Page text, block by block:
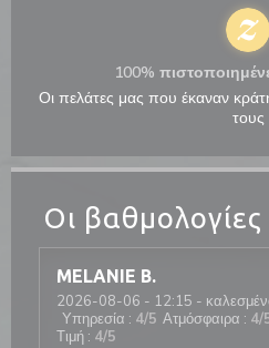
Οι
MELANIE B
2026-08-06 - 12:15 -
Υπηρεσία : 4/5 Ατμόσφαιρα : 4/
Τιμή : 4/5
100%
Οι πελάτες μας που έκαναν
τους